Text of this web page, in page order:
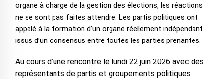
organe à charge de la gestion des élections, les réactions
ne se sont pas faites attendre. Les partis politiques ont
appelé à la formation d’un organe réellement indépendant
issus d’un consensus entre toutes les parties prenantes.
Au cours d’une rencontre le lundi 22 juin 2026 avec des
représentants de partis et groupements politiques